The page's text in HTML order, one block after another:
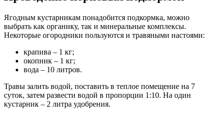
Ягодным кустарникам понадобится подкормка, можно
выбрать как органику, так и минеральные комплексы.
Некоторые огородники пользуются и травяными настоями:
крапива – 1 кг;
окопник – 1 кг;
вода – 10 литров.
Травы залить водой, поставить в теплое помещение на 7
суток, затем развести водой в пропорции 1:10. На один
кустарник – 2 литра удобрения.